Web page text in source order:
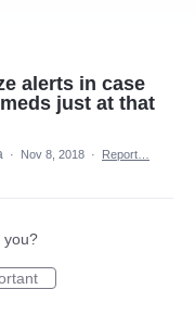
alerts in case
just at that
· Nov 8, 2018 · Report…
you?